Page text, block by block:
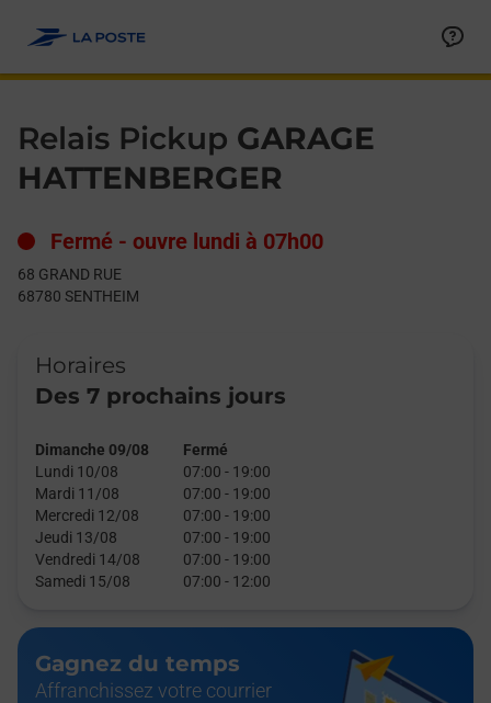
Relais Pickup GARAGE
HATTENBERGER
Fermé - ouvre lundi à 07h00
68 GRAND RUE
68780 SENTHEIM
Horaires
Des 7 prochains jours
Dimanche 09/08
Fermé
Lundi 10/08
07:00 - 19:00
Mardi 11/08
07:00 - 19:00
Mercredi 12/08
07:00 - 19:00
Jeudi 13/08
07:00 - 19:00
Vendredi 14/08
07:00 - 19:00
Samedi 15/08
07:00 - 12:00
Gagnez du temps
Affranchissez votre courrier